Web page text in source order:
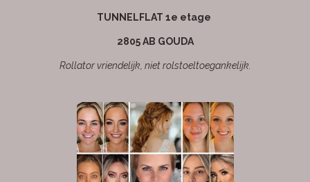
TUNNELFLAT 1e etage
2805 AB GOUDA
Rollator vriendelijk, niet rolstoeltoegankelijk.